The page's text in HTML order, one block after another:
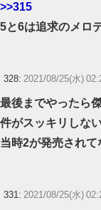
>>315
5と6は追求のメロ
328: 2021/08/25(水)
最後までやったら
件がスッキリしな
当時2が発売され
331: 2021/08/25(水)